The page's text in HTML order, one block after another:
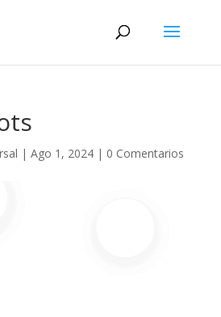
| Ago 1, 2024| 0 Comentarios